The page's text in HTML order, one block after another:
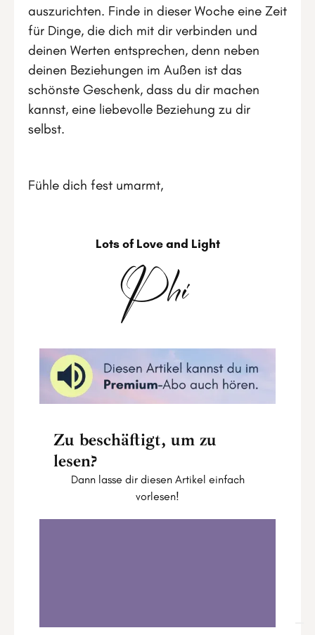
auszurichten. Finde in dieser Woche eine Zeit
für Dinge, die dich mit dir verbinden und
deinen Werten entsprechen, denn neben
deinen Beziehungen im Außen ist das
schönste Geschenk, dass du dir machen
kannst, eine liebevolle Beziehung zu dir
selbst.
Fühle dich fest umarmt,
Lots of Love and Light
Phi
Zu beschäftigt, um zu
lesen?
Dann lasse dir diesen Artikel einfach
vorlesen!